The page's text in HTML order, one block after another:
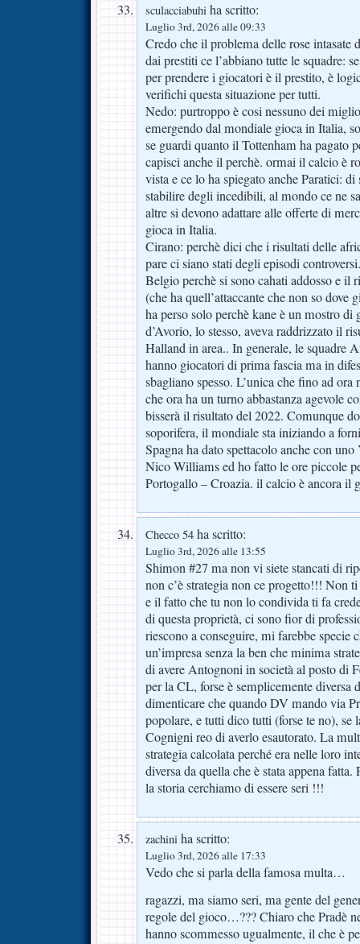
sculacciabuhi ha scritto:
Luglio 3rd, 2026 alle 09:33
Credo che il problema delle rose intasate
dai prestiti ce l’abbiano tutte le squadre:
per prendere i giocatori è il prestito, è
verifichi questa situazione per tutti.
Nedo: purtroppo è cosi nessuno dei
emergendo dal mondiale gioca in Italia,
se guardi quanto il Tottenham ha pagato
capisci anche il perchè. ormai il calcio è
vista e ce lo ha spiegato anche Paratici: di
stabilire degli incedibili, al mondo ce ne
altre si devono adattare alle offerte di
gioca in Italia.
Cirano: perchè dici che i risultati delle
pare ci siano stati degli episodi
Belgio perchè si sono cahati addosso e il
(che ha quell’attaccante che non so dove
ha perso solo perchè kane è un mostro di
d’Avorio, lo stesso, aveva raddrizzato il
Halland in area.. In generale, le squadre
hanno giocatori di prima fascia ma in
sbagliano spesso. L’unica che fino ad
che ora ha un turno abbastanza agevole
bisserà il risultato del 2022. Comunque
soporifera, il mondiale sta iniziando a
Spagna ha dato spettacolo anche con
Nico Williams ed ho fatto le ore piccole
Portogallo – Croazia. il calcio è ancora il
Checco 54 ha scritto:
Luglio 3rd, 2026 alle 13:55
Shimon #27 ma non vi siete stancati di
non c’è strategia non ce progetto!!! Non
e il fatto che tu non lo condivida ti fa
di questa proprietà, ci sono fior di
riescono a conseguire, mi farebbe specie
un’impresa senza la ben che minima
di avere Antognoni in società al posto di
per la CL, forse è semplicemente diversa
dimenticare che quando DV mando via
popolare, e tutti dico tutti (forse te no), se
Cognigni reo di averlo esautorato. La
strategia calcolata perché era nelle loro
diversa da quella che è stata appena
la storia cerchiamo di essere seri !!!
zachini ha scritto:
Luglio 3rd, 2026 alle 17:33
Vedo che si parla della famosa multa…
ragazzi, ma siamo seri, ma gente del
regole del gioco…??? Chiaro che Pradè
hanno scommesso ugualmente, il che è